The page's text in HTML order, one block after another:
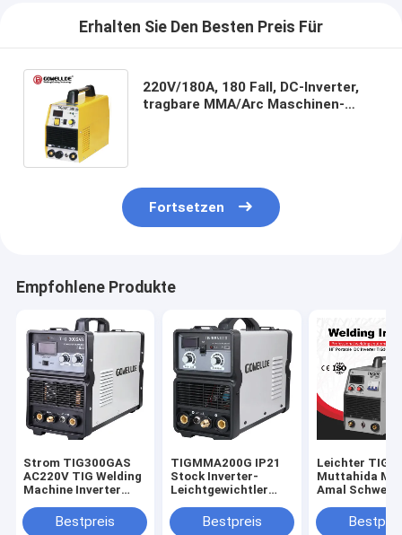
Erhalten Sie Den Besten Preis Für
220V/180A, 180 Fall, DC-Inverter,
tragbare MMA/Arc Maschinen-
Fortsetzen
Empfohlene Produkte
Strom TIG300GAS
AC220V TIG Welding
Machine Inverter
Bestpreis
TIGMMA200G IP21
Stock Inverter-
Leichtgewichtler
Majlis-e-Amal
Schweißer-IGBT
Bestpreis
Leichter TIG-
Muttahida
Amal
Stock
IGBT